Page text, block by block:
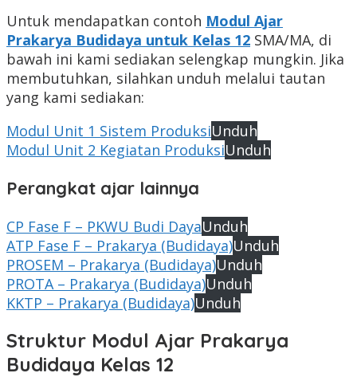
Untuk mendapatkan contoh Modul Ajar
Prakarya Budidaya untuk Kelas 12 SMA/MA, di
bawah ini kami sediakan selengkap mungkin. Jika
membutuhkan, silahkan unduh melalui tautan
yang kami sediakan:
Modul Unit 1 Sistem ProduksiUnduh
Modul Unit 2 Kegiatan ProduksiUnduh
Perangkat ajar lainnya
CP Fase F – PKWU Budi DayaUnduh
ATP Fase F – Prakarya (Budidaya)Unduh
PROSEM – Prakarya (Budidaya)Unduh
PROTA – Prakarya (Budidaya)Unduh
KKTP – Prakarya (Budidaya)Unduh
Struktur Modul Ajar Prakarya
Budidaya Kelas 12